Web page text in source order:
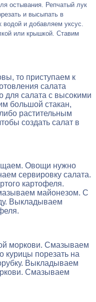
остывания. Репчатый лук
и высыпать в
и добавляем уксус.
или крышкой. Ставим
то приступаем к
салата
для салата с высокими
большой стакан,
растительным
создать салат в
Овощи нужно
сервировку салата.
картофеля.
майонезом. С
Выкладываем
моркови. Смазываем
курицы порезать на
Выкладываем
Смазываем